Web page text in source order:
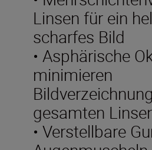
Linsen für ein
scharfes Bild
• Asphärische
minimieren
gesamten
• Verstellbare